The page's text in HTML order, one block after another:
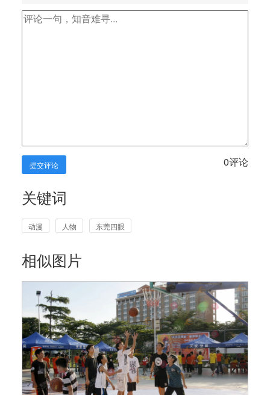
提交评论 0评论
关键词
动漫 人物 东莞四眼
相似图片